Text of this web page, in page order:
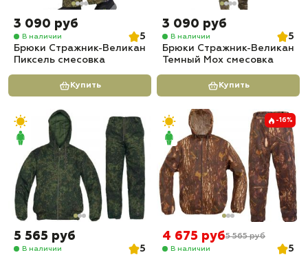
3 090 руб
В наличии
5
Брюки Стражник-Великан
Пиксель смесовка
Купить
3 090 руб
В наличии
5
Брюки Стражник-Великан
Темный Мох смесовка
Купить
5 565 руб
В наличии
5
-16%
4 675 руб5 565 руб
В наличии
5